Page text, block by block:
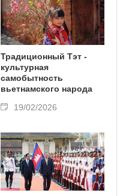
Традиционный Тэт -
культурная
самобытность
вьетнамского народа
19/02/2026